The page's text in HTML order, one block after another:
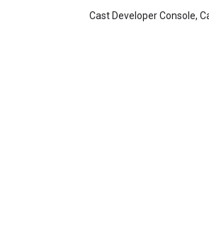
Cast Developer Console,